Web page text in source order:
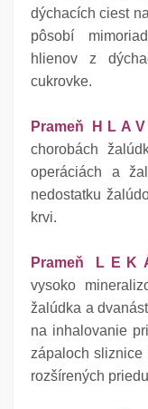
dýchacích ciest
pôsobí
hlienov z
cukrovke.
Prameň H L A V
chorobách
operáciách a
nedostatku
krvi.
Prameň L E K
vysoko
žalúdka a
na inhalovanie
zápaloch
rozšírených